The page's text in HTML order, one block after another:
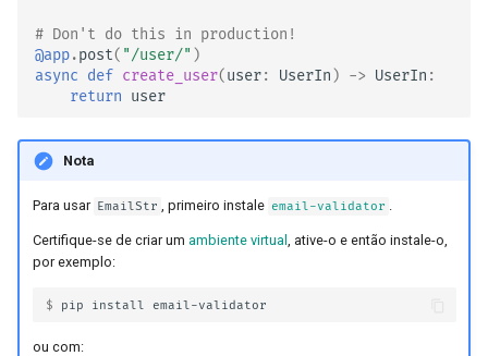
# Don't do this in production!
@app.post( "/user/" )
async def create_user(user: UserIn ) -> UserIn :
return user
Nota
Para usar EmailStr , primeiro instale email-validator
Certifique-se de criar um ambiente virtual , ative-o e então instale-o,
por exemplo:
$ pip install
ou com: